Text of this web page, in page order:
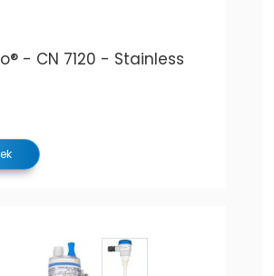
- CN 7120 - Stainless